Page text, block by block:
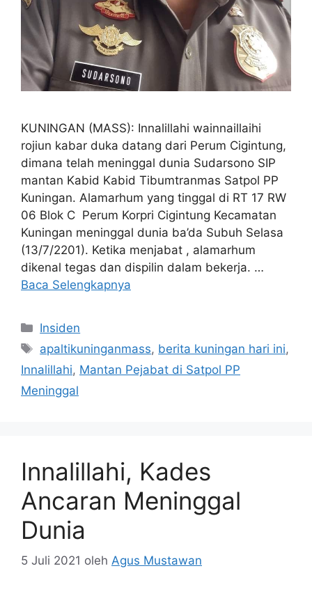
KUNINGAN (MASS): Innalillahi wainnaillaihi
rojiun kabar duka datang dari Perum Cigintung,
dimana telah meninggal dunia Sudarsono SIP
mantan Kabid Kabid Tibumtranmas Satpol PP
Kuningan. Alamarhum yang tinggal di RT 17 RW
06 Blok C Perum Korpri Cigintung Kecamatan
Kuningan meninggal dunia ba’da Subuh Selasa
(13/7/2201). Ketika menjabat , alamarhum
dikenal tegas dan dispilin dalam bekerja. …
Baca Selengkapnya
Kategori
Insiden
Tag
apaltikuninganmass, berita kuningan hari ini,
Innalillahi, Mantan Pejabat di Satpol PP
Meninggal
Innalillahi, Kades
Ancaran Meninggal
Dunia
5 Juli 2021 oleh Agus Mustawan